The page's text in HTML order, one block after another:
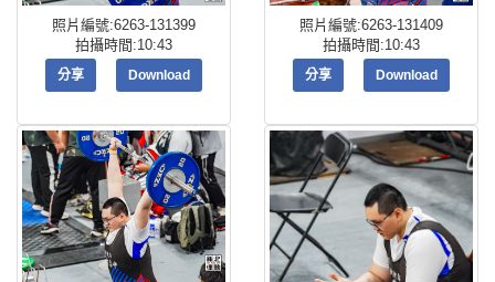
照片編號:6263-131399
拍攝時間:10:43
分享 Download
照片編號:6263-131409
拍攝時間:10:43
分享 Download